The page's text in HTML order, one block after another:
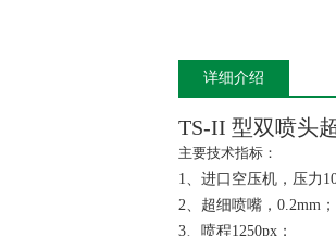
详细介绍
TS-II 型双喷头
主要技术指标：
1、 进口空压机，压力
2、 超细喷嘴， 0.2mm ；
3、 喷程1250px ；